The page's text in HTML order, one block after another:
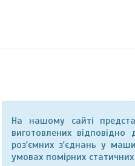
На нашому сайті
виготовлених
роз'ємних з'єднань у
умовах помірних